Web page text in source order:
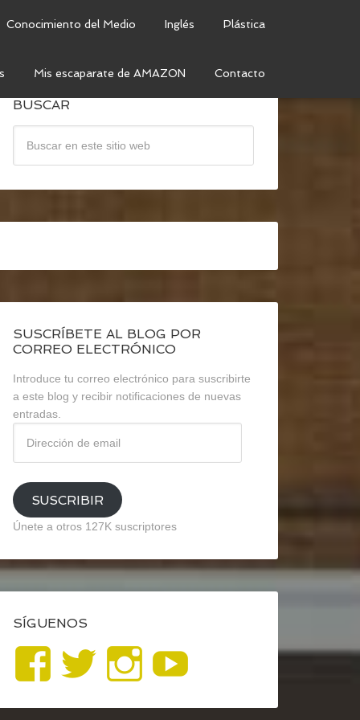
Conocimiento del Medio Inglés Plástica
Mis escaparate de AMAZON Contacto
BUSCAR
SUSCRÍBETE AL BLOG POR
CORREO ELECTRÓNICO
Introduce tu correo electrónico para suscribirte
a este blog y recibir notificaciones de nuevas
entradas.
email
SUSCRIBIR
Únete a otros 127K suscriptores
SÍGUENOS
Ver
perfil
Ver
perfil
Ver
perfil
YouTube